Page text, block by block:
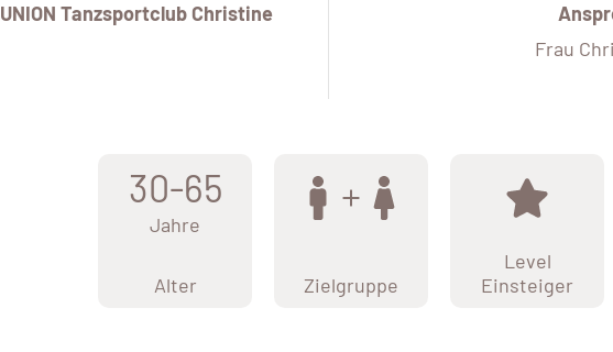
UNION Tanzsportclub Christine
Frau
30-65
Jahre
Alter Zielgruppe
Level
Einsteiger